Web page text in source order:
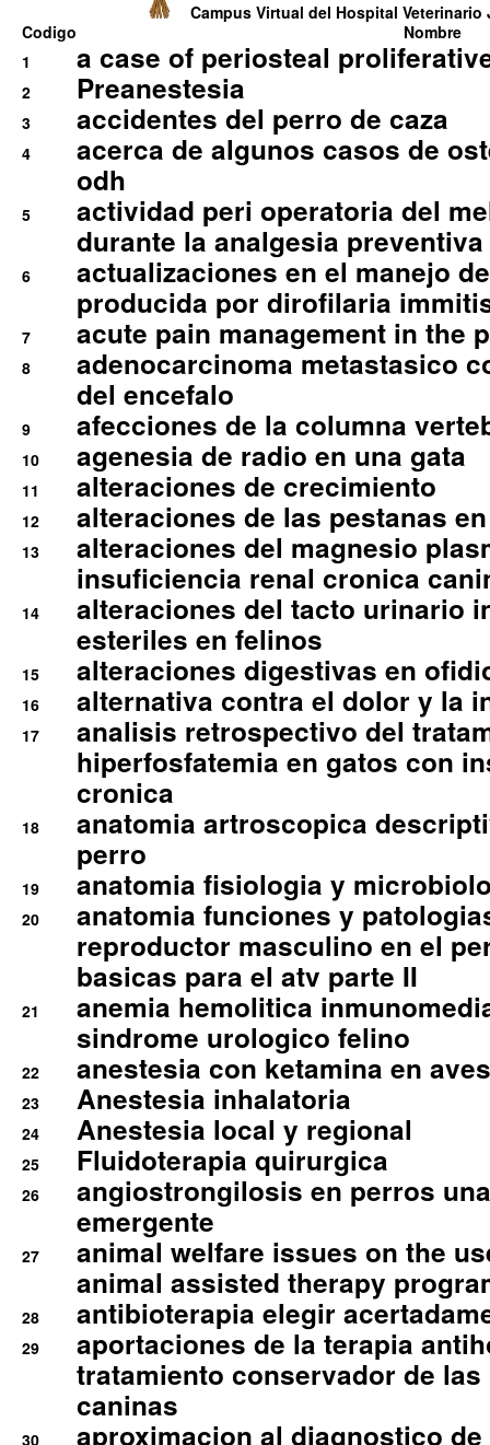
Campus Virtual del Hospital Veterinario
Codigo
Nombre
1
a case of periosteal
2 Preanestesia
3 accidentes del perro de caza
4
acerca de algunos casos de
odh
5
actividad peri operatoria del
durante la analgesia
6
actualizaciones en el manejo
producida por dirofilaria
7 acute pain management in the
8
adenocarcinoma metastasico
del encefalo
9 afecciones de la columna
10 agenesia de radio en una gata
11 alteraciones de crecimiento
12 alteraciones de las pestanas
13
alteraciones del magnesio
insuficiencia renal cronica
14
alteraciones del tacto urinario
esteriles en felinos
15 alteraciones digestivas en
16 alternativa contra el dolor y la
17
analisis retrospectivo del
hiperfosfatemia en gatos con
cronica
18
anatomia artroscopica
perro
19 anatomia fisiologia y
20
anatomia funciones y
reproductor masculino en el
basicas para el atv parte II
21
anemia hemolitica
sindrome urologico felino
22 anestesia con ketamina en
23 Anestesia inhalatoria
24 Anestesia local y regional
25 Fluidoterapia quirurgica
26
angiostrongilosis en perros
emergente
27
animal welfare issues on the
animal assisted therapy
28 antibioterapia elegir
29
aportaciones de la terapia
tratamiento conservador de
caninas
30 aproximacion al diagnostico